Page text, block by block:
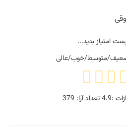
امتیاز بدید...
متوسط/خوب/عالی
:
4.9تعداد آرا: 379